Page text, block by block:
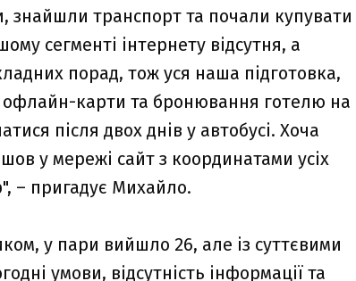
знайшли транспорт та почали купувати
сегменті інтернету відсутня, а
порад, тож уся наша підготовка,
офлайн-карти та бронювання готелю на
після двох днів у автобусі. Хоча
у мережі сайт з координатами усіх
– пригадує Михайло.
у пари вийшло 26, але із суттєвими
умови, відсутність інформації та